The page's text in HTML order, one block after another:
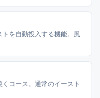
トを自動投入する機能。風
コース。通常のイースト